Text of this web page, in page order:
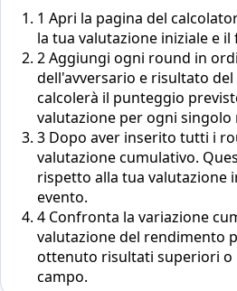
1 Apri la pagina del
la tua valutazione iniziale e il
2Aggiungi ogni round in
dell'avversario e risultato
calcolerà il punteggio
valutazione per ogni singolo
3 Dopo aver inserito tutti i
valutazione cumulativo.
rispetto alla tua valutazione
evento.
4 Confronta la variazione
valutazione del rendimento
ottenuto risultati superiori
campo.